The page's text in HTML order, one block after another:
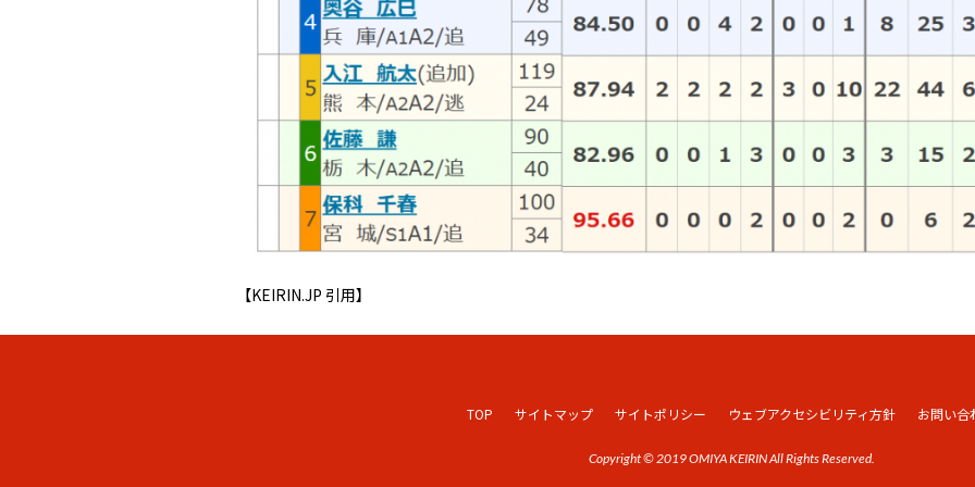
【KEIRIN.JP 引用】
TOP サイトマップ サイトポリシー ウェブアクセシビリティ方針 お問い合
Copyright © 2019 OMIYA KEIRIN All Rights Reserved.